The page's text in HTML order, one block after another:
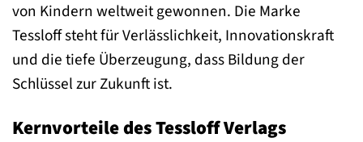
von Kindern weltweit gewonnen. Die Marke
Tessloff steht für Verlässlichkeit, Innovationskraft
und die tiefe Überzeugung, dass Bildung der
Schlüssel zur Zukunft ist.
Kernvorteile des Tessloff Verlags